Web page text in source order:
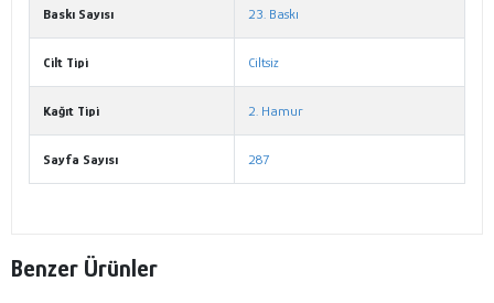
Baskı Sayısı 23. Baskı
Cilt Tipi Ciltsiz
Kağıt Tipi 2. Hamur
Sayfa Sayısı 287
Benzer Ürünler